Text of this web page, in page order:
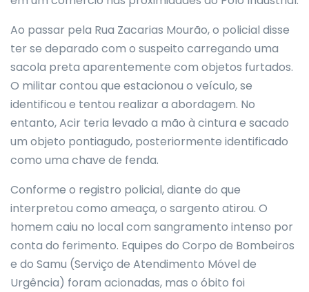
Ao passar pela Rua Zacarias Mourão, o policial disse
ter se deparado com o suspeito carregando uma
sacola preta aparentemente com objetos furtados.
O militar contou que estacionou o veículo, se
identificou e tentou realizar a abordagem. No
entanto, Acir teria levado a mão à cintura e sacado
um objeto pontiagudo, posteriormente identificado
como uma chave de fenda.
Conforme o registro policial, diante do que
interpretou como ameaça, o sargento atirou. O
homem caiu no local com sangramento intenso por
conta do ferimento. Equipes do Corpo de Bombeiros
e do Samu (Serviço de Atendimento Móvel de
Urgência) foram acionadas, mas o óbito foi